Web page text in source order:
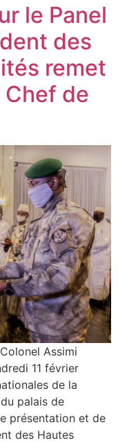
le Panel
des
remet
de
Assimi
11 février
de la
palais de
présentation et de
des Hautes